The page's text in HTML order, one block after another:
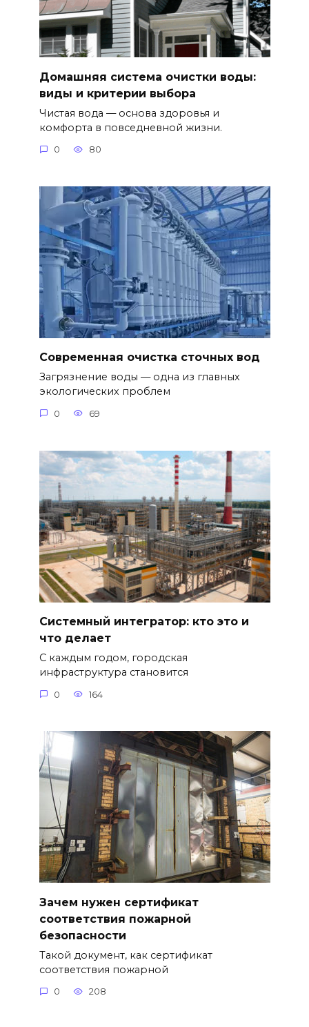
Домашняя система очистки воды:
виды и критерии выбора
Чистая вода — основа здоровья и
комфорта в повседневной жизни.
0 80
Современная очистка сточных вод
Загрязнение воды — одна из главных
экологических проблем
0 69
Системный интегратор: кто это и
что делает
С каждым годом, городская
инфраструктура становится
0 164
Зачем нужен сертификат
соответствия пожарной
безопасности
Такой документ, как сертификат
соответствия пожарной
0 208